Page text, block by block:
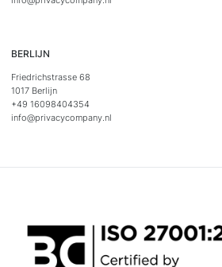
BERLIJN
Friedrichstrasse 68
1017 Berlijn
+49 16098404354
info@privacycompany.nl